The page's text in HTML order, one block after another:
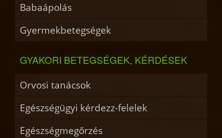
Babaápolás
Gyermekbetegségek
GYAKORI BETEGSÉGEK, KÉRDÉSEK
Orvosi tanácsok
Egészségügyi kérdezz-felelek
Egészségmegőrzés